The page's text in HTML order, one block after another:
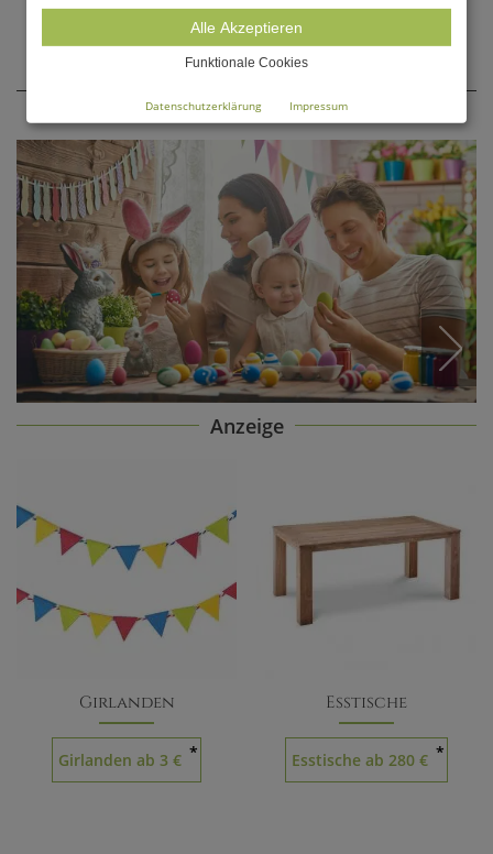
Anzeige
Girlanden
Girlanden ab 3 € *
Esstische
Esstische ab 280 € *
Alle Akzeptieren
Funktionale Cookies
Datenschutzerklärung Impressum